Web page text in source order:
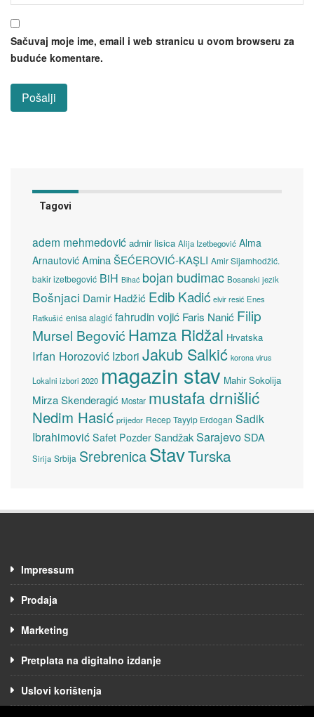
Sačuvaj moje ime, email i web stranicu u ovom browseru za
buduće komentare.
Tagovi
adem mehmedović admir lisica Alija Izetbegović Alma
Arnautović Amina ŠEĆEROVIĆ-KAŞLI Amir Sijamhodžić.
bakir izetbegović BiH Bihać bojan budimac Bosanski jezik
Bošnjaci Damir Hadžić Edib Kadić elvir resić Enes
Ratkušić enisa alagić fahrudin vojić Faris Nanić Filip
Mursel Begović Hamza Ridžal Hrvatska
Irfan Horozović Izbori Jakub Salkić korona virus
Lokalni izbori 2020 magazin stav Mahir Sokolija
Mirza Skenderagić Mostar mustafa drnišlić
Nedim Hasić prijedor Recep Tayyip Erdogan Sadik
Ibrahimović Safet Pozder SandžakSarajevoSDA
Sirija Srbija SrebrenicaStavTurska
Impressum
Prodaja
Marketing
Pretplata na digitalno izdanje
Uslovi korištenja